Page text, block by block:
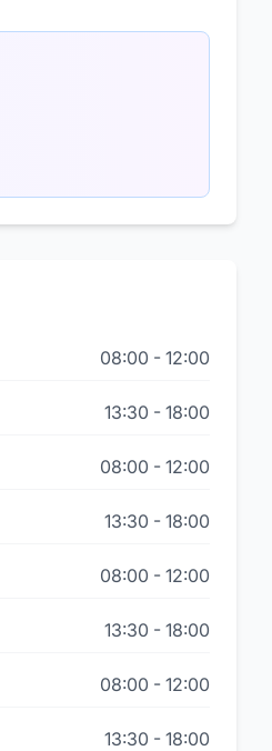
08:00 - 12:00
13:30 - 18:00
08:00 - 12:00
13:30 - 18:00
08:00 - 12:00
13:30 - 18:00
08:00 - 12:00
13:30 - 18:00